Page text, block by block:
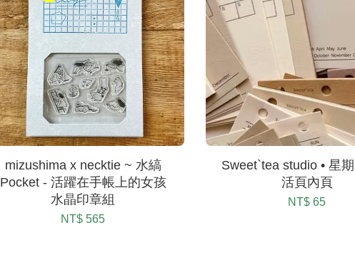
mizushima x necktie ~ 水縞
Pocket - 活躍在手帳上的女孩
水晶印章組
NT$ 565
Sweet`tea studio • 星
活頁內頁
NT$ 65